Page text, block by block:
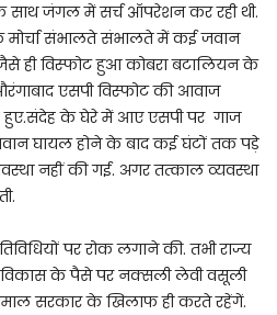
साथ जंगल में सर्च ऑपरेशन कर रही थी.
संभालते संभालते में कई जवान
ही विस्फोट हुआ कोबरा बटालियन के
एसपी विस्फोट की आवाज
के घेरे में आए एसपी पर गाज
घायल होने के बाद कई घंटों तक पड़े
नहीं की गई. अगर तत्काल व्यवस्था
पर रोक लगाने की. तभी राज्य
विकास के पैसे पर नक्सली लेवी वसूली
सरकार के खिलाफ ही करते रहेंगें.